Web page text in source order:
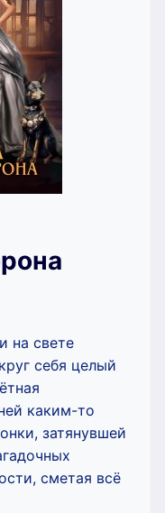
на свете
себя целый
каким-то
затянувшей
сметая всё